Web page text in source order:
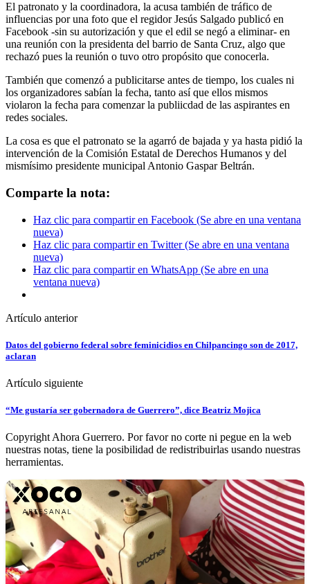
El patronato y la coordinadora, la acusa también de tráfico de
influencias por una foto que el regidor Jesús Salgado publicó en
Facebook -sin su autorización y que el edil se negó a eliminar- en
una reunión con la presidenta del barrio de Santa Cruz, algo que
rechazó pues la reunión o tuvo otro propósito que conocerla.
También que comenzó a publicitarse antes de tiempo, los cuales ni
los organizadores sabían la fecha, tanto así que ellos mismos
violaron la fecha para comenzar la publiicdad de las aspirantes en
redes sociales.
La cosa es que el patronato se la agarró de bajada y ya hasta pidió la
intervención de la Comisión Estatal de Derechos Humanos y del
mismísimo presidente municipal Antonio Gaspar Beltrán.
Comparte la nota:
Haz clic para compartir en Facebook (Se abre en una ventana
nueva)
Haz clic para compartir en Twitter (Se abre en una ventana
nueva)
Haz clic para compartir en WhatsApp (Se abre en una
ventana nueva)
Artículo anterior
Datos del gobierno federal sobre feminicidios en Chilpancingo son de 2017,
aclaran
Artículo siguiente
“Me gustaría ser gobernadora de Guerrero”, dice Beatriz Mojica
Copyright Ahora Guerrero. Por favor no corte ni pegue en la web
nuestras notas, tiene la posibilidad de redistribuirlas usando nuestras
herramientas.